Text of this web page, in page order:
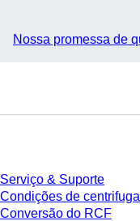
Nossa promessa de
Serviço & Suporte
Condições de
Conversão do RCF